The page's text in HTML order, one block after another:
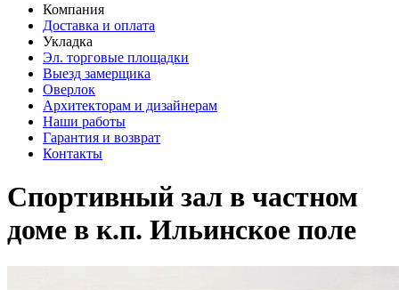
Компания
Доставка и оплата
Укладка
Эл. торговые площадки
Выезд замерщика
Оверлок
Архитекторам и дизайнерам
Наши работы
Гарантия и возврат
Контакты
Спортивный зал в частном
доме в к.п. Ильинское поле